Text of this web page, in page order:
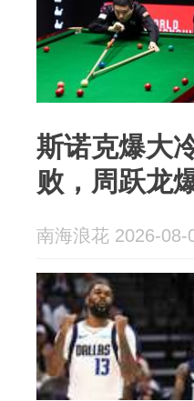
斯诺克爆大
败，周跃龙
南海浪花 2026-08-